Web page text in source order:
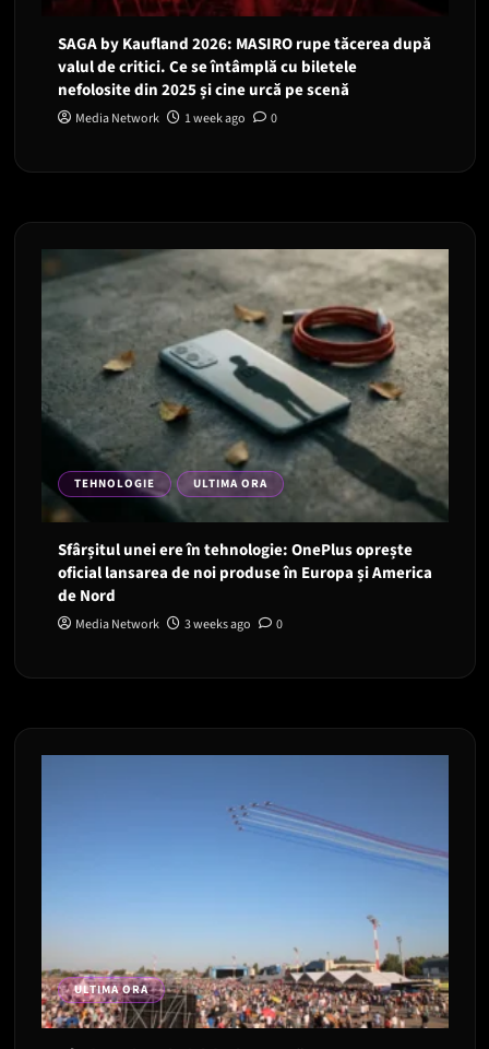
SAGA by Kaufland 2026: MASIRO rupe tăcerea după
valul de critici. Ce se întâmplă cu biletele
nefolosite din 2025 și cine urcă pe scenă
Media Network 1 week ago 0
TEHNOLOGIE ULTIMA ORA
Sfârșitul unei ere în tehnologie: OnePlus oprește
oficial lansarea de noi produse în Europa și America
de Nord
Media Network 3 weeks ago 0
ULTIMA ORA